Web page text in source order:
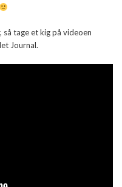
så tage et kig på videoen
Journal.